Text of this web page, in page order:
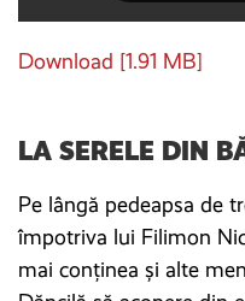
Download [1.91 MB]
LA SERELE DIN
Pe lângă pedeapsa de
împotriva lui Filimon
mai conținea și alte